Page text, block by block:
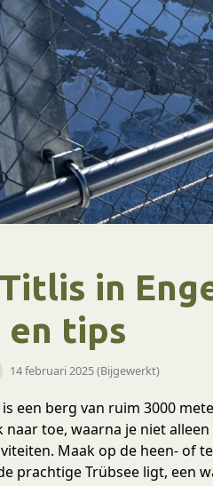
in
en tips
14 februari 2025 (Bijgewerkt)
een berg van ruim 3000
toe, waarna je niet
Maak op de heen- of
prachtige Trübsee ligt, een